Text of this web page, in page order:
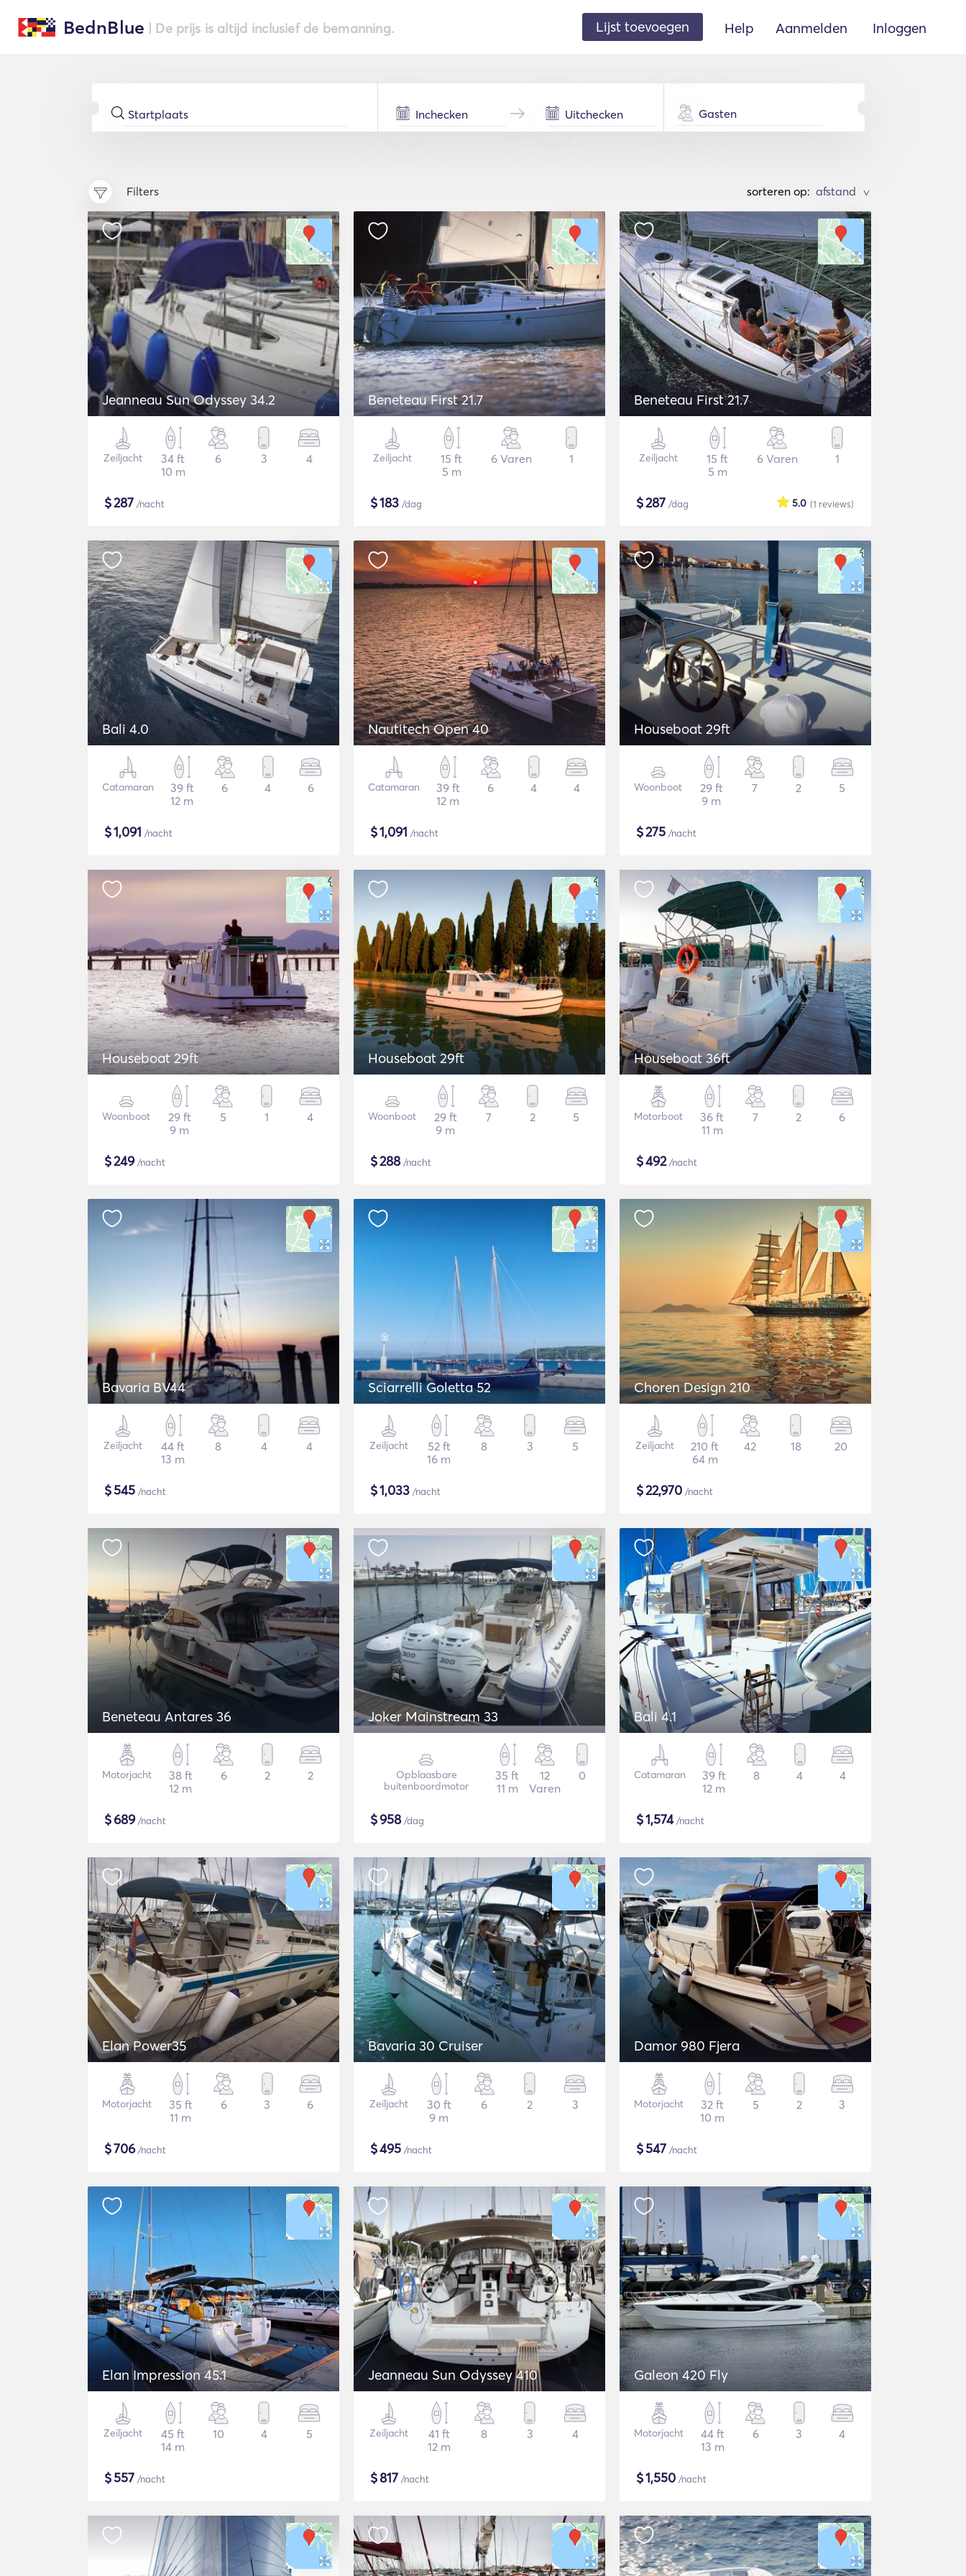
BednBlue | De prijs is altijd inclusief de bemanning. Lijst toevoegen Help Aanmelden Inloggen
Gasten
Filters sorteren op: >
Jeanneau Sun Odyssey 34.2
Zeiljacht
34 ft
10 m
6 3 4
$287 /nacht
Beneteau First 21.7
Zeiljacht
15 ft
5 m
6 Varen 1
$183 /dag
Beneteau First 21.7
Zeiljacht
15 ft
5 m
6 Varen 1
$287 /dag (1 reviews)
5.0
Bali 4.0
Catamaran
39 ft
12 m
6 4 6
$1,091 /nacht
Nautitech Open 40
Catamaran
39 ft
12 m
6 4 4
$1,091 /nacht
Houseboat 29ft
Woonboot
29 ft
9 m
7 2 5
$275 /nacht
Houseboat 29ft
Woonboot
29 ft
9 m
5 1 4
$249/nacht
Houseboat 29ft
Woonboot
29 ft
9 m
7 2 5
$288/nacht
Houseboat 36ft
Motorboot
36 ft
11 m
7 2 6
$492/nacht
Bavaria BV44
Zeiljacht
44 ft
13 m
8 4 4
$545 /nacht
Sciarrelli Goletta 52
Zeiljacht
52 ft
16 m
8 3 5
$1,033 /nacht
Choren Design 210
Zeiljacht
210 ft
64 m
42 18 20
$22,970 /nacht
Beneteau Antares 36
Motorjacht
38 ft
12 m
6 2 2
$689/nacht
Joker Mainstream 33
Opblaasbare
buitenboordmotor
35 ft
11 m
12
Varen
0
$958/dag
Bali 4.1
Catamaran
39 ft
12 m
8 4 4
$1,574/nacht
Elan Power35
Motorjacht
35 ft
11 m
6 3 6
$706/nacht
Bavaria 30 Cruiser
Zeiljacht
30 ft
9 m
6 2 3
$495 /nacht
Damor 980 Fjera
Motorjacht
32 ft
10 m
5 2 3
$547 /nacht
Elan Impression 45.1
Zeiljacht
45 ft
14 m
10 4 5
$557 /nacht
Jeanneau Sun Odyssey 410
Zeiljacht
41 ft
12 m
8 3 4
$817 /nacht
Galeon 420 Fly
Motorjacht
44 ft
13 m
6 3 4
$1,550 /nacht